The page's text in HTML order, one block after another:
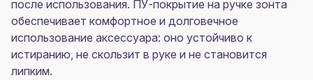
после использования. ПУ-покрытие на ручке зонта
обеспечивает комфортное и долговечное
использование аксессуара: оно устойчиво к
истиранию, не скользит в руке и не становится
липким.